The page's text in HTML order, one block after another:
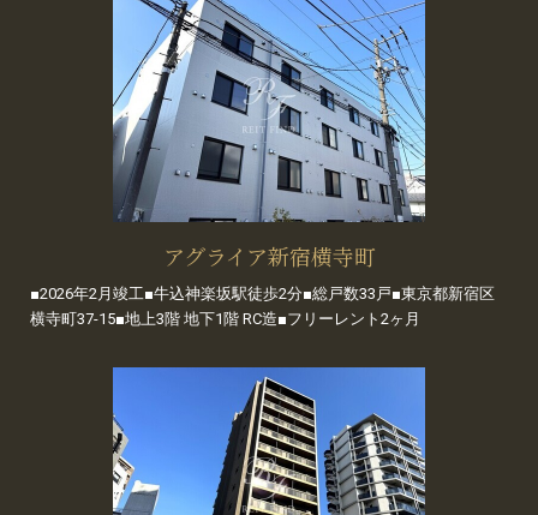
アグライア新宿横寺町
■2026年2月竣工■牛込神楽坂駅徒歩2分■総戸数33戸■東京都新宿区
横寺町37-15■地上3階 地下1階 RC造■フリーレント2ヶ月